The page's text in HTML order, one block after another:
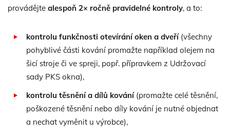
provádějte alespoň 2× ročně pravidelné kontroly, a to:
kontrolu funkčnosti otevírání oken a dveří(všechny
pohyblivé části kování promažte například olejem na
šicí stroje či ve spreji, popř. přípravkem z Udržovací
sady PKS okna),
kontrolu těsnění a dílů kování(promažte celé těsnění,
poškozené těsnění nebo díly kování je nutné objednat
a nechat vyměnit u výrobce),